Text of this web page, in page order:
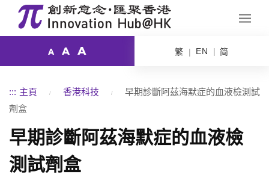
A A A 繁 EN 简
::: 主頁 香港科技
早期診斷阿茲海默症的血液檢測試
劑盒
早期診斷阿茲海默症的血液檢
測試劑盒